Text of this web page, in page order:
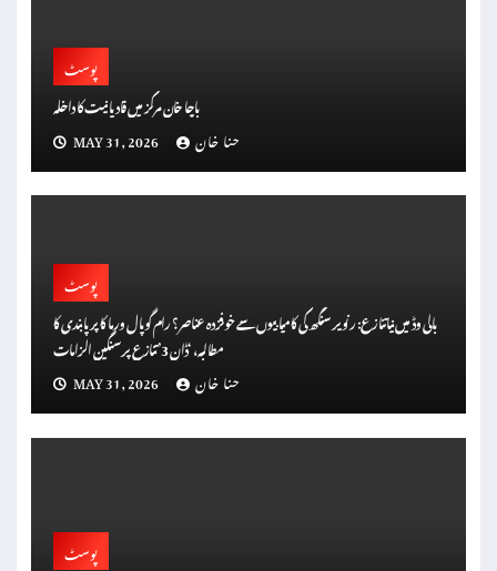
پوسٹ
باچا خان مرکز میں قادیانیت کا داخلہ
MAY 31, 2026
حنا خان
پوسٹ
بالی وڈ میں نیا تنازع: رنویر سنگھ کی کامیابیوں سے خوفزدہ عناصر؟ رام گوپال ورما کا پر پابندی کا
مطالبہ، ‘ڈان 3’ تنازع پر سنگین الزامات
MAY 31, 2026
حنا خان
پوسٹ